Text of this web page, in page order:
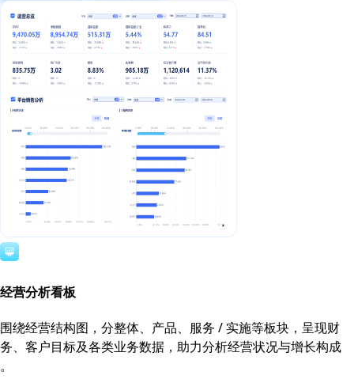
经营分析看板
围绕经营结构图，分整体、产品、服务 / 实施等板块，呈现财
务、客户目标及各类业务数据，助力分析经营状况与增长构成
。